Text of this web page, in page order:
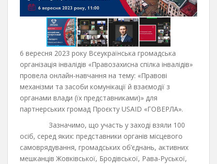
6 вересня 2023 року Всеукраїнська громадська
організація інвалідів «Правозахисна спілка інвалідів»
провела онлайн-навчання на тему: «Правові
механізми та засоби комунікації й взаємодії з
органами влади (їх представниками)» для
партнерських громад Проєкту USAID «ГОВЕРЛА».
Зазначимо, що участь у заході взяли 100
осіб, серед яких: представники органів місцевого
самоврядування, громадських об’єднань, активних
мешканців Жовківської, Бродівської, Рава-Руської,